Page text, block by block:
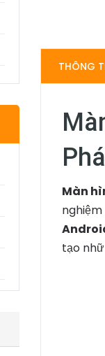
THÔNG
Màn
tạo